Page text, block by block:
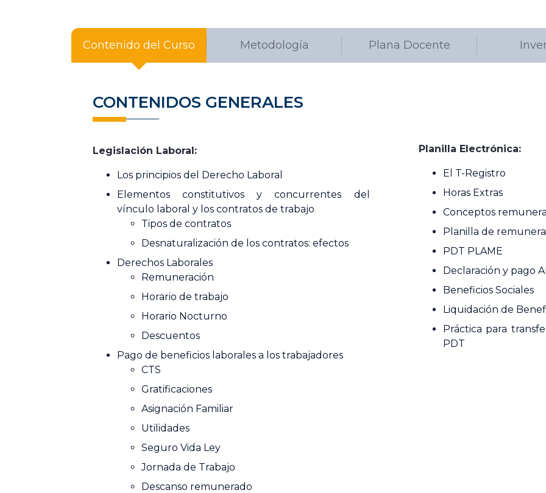
Contenido del Curso Metodología Plana Docente
CONTENIDOS GENERALES
Legislación Laboral:
Los principios del Derecho Laboral
Elementos constitutivos y concurrentes del
vínculo laboral y los contratos de trabajo
Tipos de contratos
Desnaturalización de los contratos: efectos
Derechos Laborales
Remuneración
Horario de trabajo
Horario Nocturno
Descuentos
Pago de beneficios laborales a los trabajadores
CTS
Gratificaciones
Asignación Familiar
Utilidades
Seguro Vida Ley
Jornada de Trabajo
Descanso remunerado
Planilla Electrónica:
El T-Registro
Horas Extras
Conceptos
Planilla de
PDT PLAME
Declaración y pago
Beneficios Sociales
Liquidación de
Práctica para
PDT